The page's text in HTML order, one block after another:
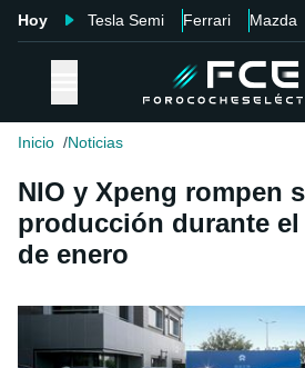
Hoy Tesla Semi Ferrari Mazda
Inicio Noticias
NIO y Xpeng rompen
producción durante el
de enero